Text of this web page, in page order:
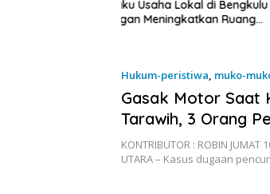
Hukum-peristiwa, muko-
Gasak Motor Saat
Tarawih, 3 Orang
KONTRIBUTOR : ROBIN JUMAT
UTARA – Kasus dugaan